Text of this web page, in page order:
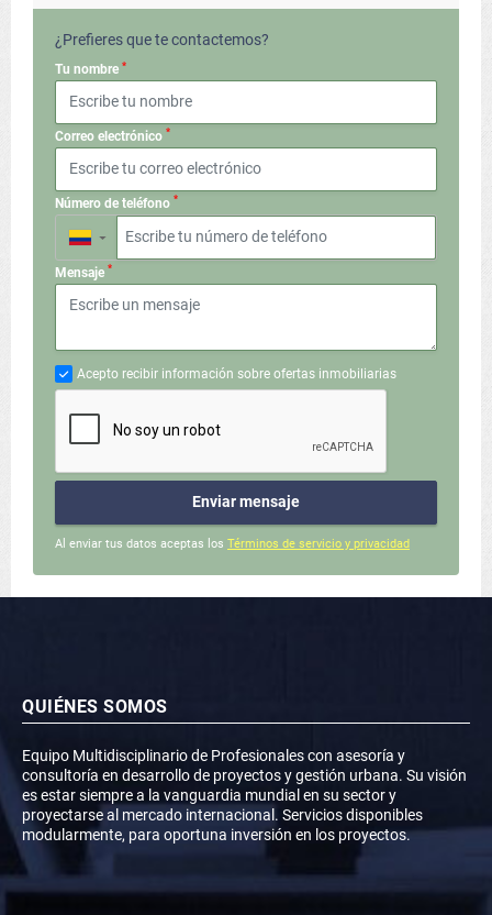
¿Prefieres que te contactemos?
Tu nombre *
Correo electrónico *
Número de teléfono *
▼
Mensaje *
Acepto recibir información sobre ofertas inmobiliarias
Enviar mensaje
Al enviar tus datos aceptas los Términos de servicio y privacidad
QUIÉNES SOMOS
Equipo Multidisciplinario de Profesionales con asesoría y
consultoría en desarrollo de proyectos y gestión urbana. Su visión
es estar siempre a la vanguardia mundial en su sector y
proyectarse al mercado internacional. Servicios disponibles
modularmente, para oportuna inversión en los proyectos.